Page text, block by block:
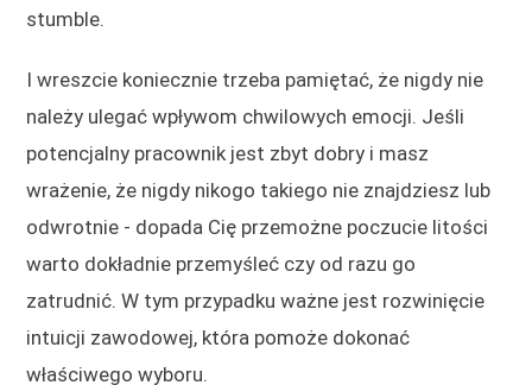
stumble.
I wreszcie koniecznie trzeba pamiętać, że nigdy nie
należy ulegać wpływom chwilowych emocji. Jeśli
potencjalny pracownik jest zbyt dobry i masz
wrażenie, że nigdy nikogo takiego nie znajdziesz lub
odwrotnie - dopada Cię przemożne poczucie litości
warto dokładnie przemyśleć czy od razu go
zatrudnić. W tym przypadku ważne jest rozwinięcie
intuicji zawodowej, która pomoże dokonać
właściwego wyboru.